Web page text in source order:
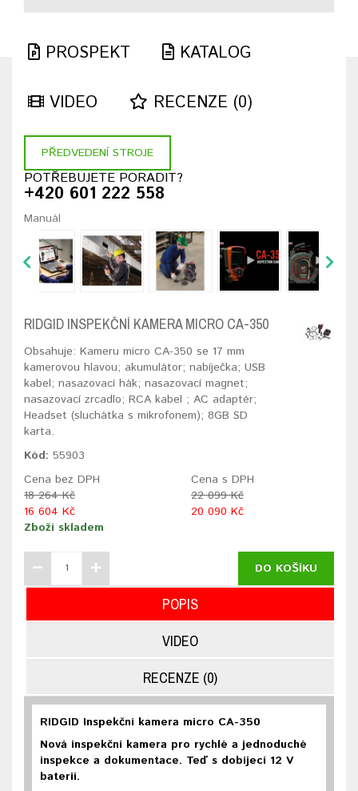
PROSPEKT KATALOG
VIDEO RECENZE (0)
PŘEDVEDENÍ STROJE
POTŘEBUJETE PORADIT?
+420 601 222 558
Manuál
RIDGID INSPEKČNÍ KAMERA MICRO CA-350
Obsahuje: Kameru micro CA-350 se 17 mm
kamerovou hlavou; akumulátor; nabíječka; USB
kabel; nasazovací hák; nasazovací magnet;
nasazovací zrcadlo; RCA kabel ; AC adaptér;
Headset (sluchátka s mikrofonem); 8GB SD
karta.
Kód: 55903
Cena bez DPH
18 264 Kč
16 604 Kč
Cena s DPH
22 099 Kč
20 090 Kč
Zboží skladem
DO KOŠÍKU
POPIS
VIDEO
RECENZE (0)
RIDGID Inspekční kamera micro CA-350
Nová inspekční kamera pro rychlé a jednoduché
inspekce a dokumentace. Teď s dobíjecí 12 V
baterií.